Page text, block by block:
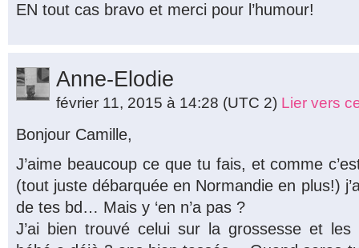
EN tout cas bravo et merci pour l’humour!
Anne-Elodie
février 11, 2015 à 14:28 (UTC 2) Lier vers
Bonjour Camille,
J’aime beaucoup ce que tu fais, et comme
(tout juste débarquée en Normandie en plus!)
de tes bd… Mais y ‘en n’a pas ?
J’ai bien trouvé celui sur la grossesse et